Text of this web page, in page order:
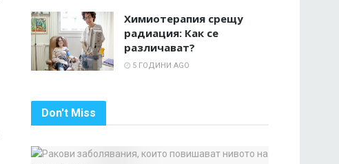
Химиотерапия срещу
радиация: Как се
различават?
5 ГОДИНИ AGO
Don't Miss